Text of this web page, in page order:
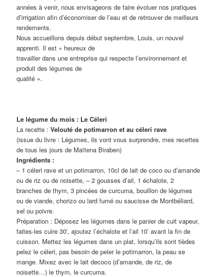
années à venir, nous envisageons de faire évoluer nos pratiques
d’irrigation afin d’économiser de l’eau et de retrouver de meilleurs
rendements.
Nous accueillons depuis début septembre, Louis, un nouvel
apprenti. Il est « heureux de
travailler dans une entreprise qui respecte l’environnement et
produit des légumes de
qualité ».
Le légume du mois : Le Céleri
La recette :Velouté de potimarron et au céleri rave
(issue du livre : Légumes, ils vont vous surprendre, mes recettes
de tous les jours de Maïtena Biraben)
Ingrédients :
– 1 céleri rave et un potimarron, 10cl de lait de coco ou d’amande
ou de riz ou de noisette, – 2 gousses d’ail, 1 échalote, 2
branches de thym, 3 pincées de curcuma, bouillon de légumes
ou de viande, chorizo ou lard fumé ou saucisse de Montbéliard,
sel ou poivre.
Préparation : Déposez les légumes dans le panier de cuit vapeur,
faites-les cuire 30’, ajoutez l’échalote et l’ail 10’ avant la fin de
cuisson. Mettez les légumes dans un plat, lorsqu’ils sont tièdes
pelez le céleri, pas besoin de peler le potimarron, la peau se
mange. Mixez avec le lait decoco (d’amande, de riz, de
noisette…) le thym, le curcuma.